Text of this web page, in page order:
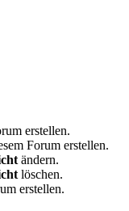
erstellen.
Forum erstellen.
ändern.
löschen.
erstellen.